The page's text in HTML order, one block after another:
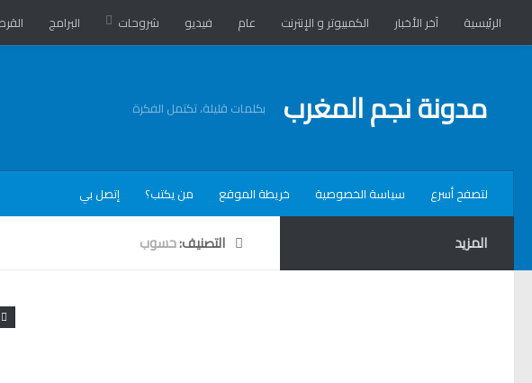
الرئيسية آخر الأخبار الكمبيوتر و الإنترنت عام فيديو شروحات البرامج
مدونة نجم المغرب بكلمات قليلة، تكتمل الفكرة
لتصفح أسرع سياسة الخصوصية خريطة الموقع من يكتب؟ إتصل بي
التصنيف:حسوب المزيد